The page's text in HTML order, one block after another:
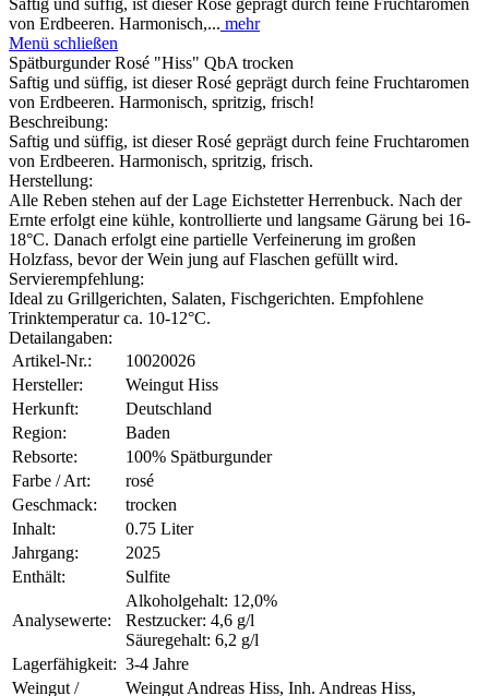
von Erdbeeren. Harmonisch,... mehr
Menü schließen
Spätburgunder Rosé "Hiss" QbA trocken
Saftig und süffig, ist dieser Rosé geprägt durch feine Fruchtaromen
von Erdbeeren. Harmonisch, spritzig, frisch!
Beschreibung:
Saftig und süffig, ist dieser Rosé geprägt durch feine Fruchtaromen
von Erdbeeren. Harmonisch, spritzig, frisch.
Herstellung:
Alle Reben stehen auf der Lage Eichstetter Herrenbuck. Nach der
Ernte erfolgt eine kühle, kontrollierte und langsame Gärung bei 16-
18°C. Danach erfolgt eine partielle Verfeinerung im großen
Holzfass, bevor der Wein jung auf Flaschen gefüllt wird.
Servierempfehlung:
Ideal zu Grillgerichten, Salaten, Fischgerichten. Empfohlene
Trinktemperatur ca. 10-12°C.
Detailangaben:
Artikel-Nr.:
10020026
Hersteller:
Weingut Hiss
Herkunft:
Deutschland
Region:
Baden
Rebsorte:
100% Spätburgunder
Farbe / Art:
rosé
Geschmack:
trocken
Inhalt:
0.75 Liter
Jahrgang:
2025
Enthält:
Sulfite
Analysewerte:
Alkoholgehalt: 12,0%
Restzucker: 4,6 g/l
Säuregehalt: 6,2 g/l
Lagerfähigkeit: 3-4 Jahre
Weingut /
Weingut Andreas Hiss, Inh. Andreas Hiss,